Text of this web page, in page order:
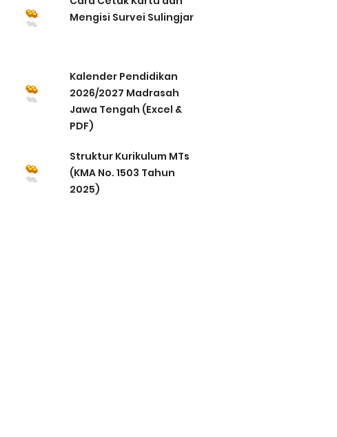
Mengisi Survei Sulingjar
Kalender Pendidikan
2026/2027 Madrasah
Jawa Tengah (Excel &
PDF)
Struktur Kurikulum MTs
(KMA No. 1503 Tahun
2025)